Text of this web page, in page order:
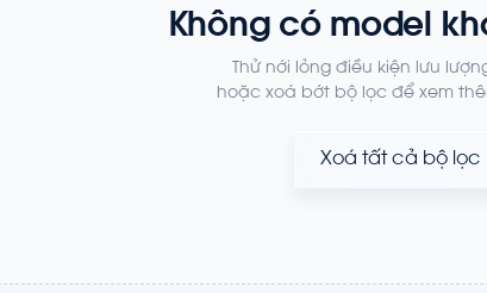
Không có model
Thử nới lỏng điều kiện lưu
hoặc xoá bớt bộ lọc để xem
Xoá tất cả bộ lọc